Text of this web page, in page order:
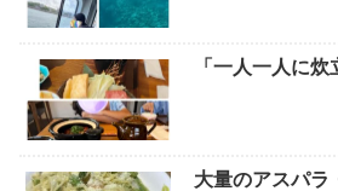
「一人一人に
大量のアスパラ